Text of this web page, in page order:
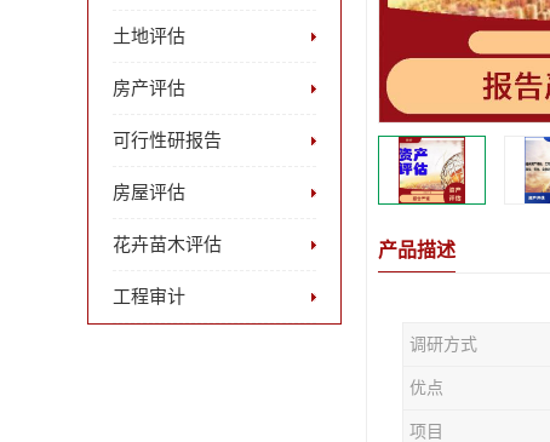
土地评估
房产评估
可行性研报告
房屋评估
花卉苗木评估
工程审计
产品描述
调研方式
优点
项目